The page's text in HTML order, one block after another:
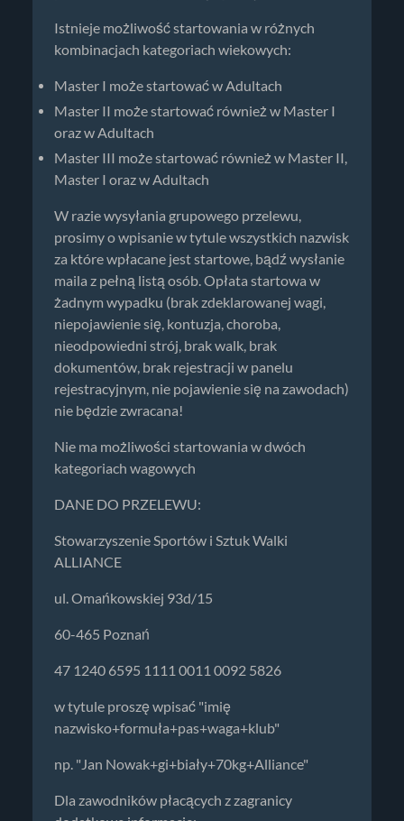
Istnieje możliwość startowania w różnych
kombinacjach kategoriach wiekowych:
Master I może startować w Adultach
Master II może startować również w Master I
oraz w Adultach
Master III może startować również w Master II,
Master I oraz w Adultach
W razie wysyłania grupowego przelewu,
prosimy o wpisanie w tytule wszystkich nazwisk
za które wpłacane jest startowe, bądź wysłanie
maila z pełną listą osób. Opłata startowa w
żadnym wypadku (brak zdeklarowanej wagi,
niepojawienie się, kontuzja, choroba,
nieodpowiedni strój, brak walk, brak
dokumentów, brak rejestracji w panelu
rejestracyjnym, nie pojawienie się na zawodach)
nie będzie zwracana!
Nie ma możliwości startowania w dwóch
kategoriach wagowych
DANE DO PRZELEWU:
Stowarzyszenie Sportów i Sztuk Walki
ALLIANCE
ul. Omańkowskiej 93d/15
60-465 Poznań
47 1240 6595 1111 0011 0092 5826
w tytule proszę wpisać "imię
nazwisko+formuła+pas+waga+klub"
np. "Jan Nowak+gi+biały+70kg+Alliance"
Dla zawodników płacących z zagranicy